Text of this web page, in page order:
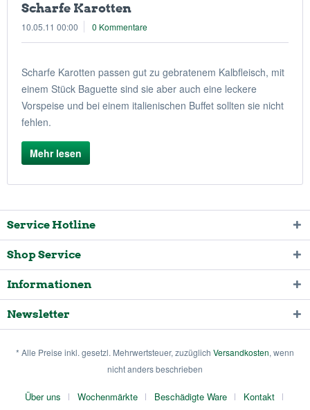
Scharfe Karotten
10.05.11 00:00 0 Kommentare
Scharfe Karotten passen gut zu gebratenem Kalbfleisch, mit
einem Stück Baguette sind sie aber auch eine leckere
Vorspeise und bei einem italienischen Buffet sollten sie nicht
fehlen.
Mehr lesen
Service Hotline
Shop Service
Informationen
Newsletter
* Alle Preise inkl. gesetzl. Mehrwertsteuer, zuzüglich Versandkosten, wenn
nicht anders beschrieben
Über uns Wochenmärkte Beschädigte Ware Kontakt